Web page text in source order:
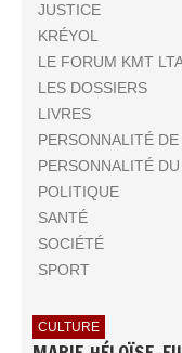
JUSTICE
KRÉYOL
LE FORUM KMT
LES DOSSIERS
LIVRES
PERSONNALITÉ
PERSONNALITÉ
POLITIQUE
SANTÉ
SOCIÉTÉ
SPORT
CULTURE